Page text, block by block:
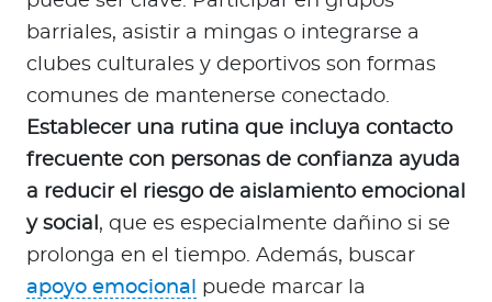
barriales, asistir a mingas o integrarse a
clubes culturales y deportivos son formas
comunes de mantenerse conectado.
Establecer una rutina que incluya contacto
frecuente con personas de confianza ayuda
a reducir el riesgo de aislamiento emocional
y social , que es especialmente dañino si se
prolonga en el tiempo. Además, buscar
apoyo emocional
puede marcar la